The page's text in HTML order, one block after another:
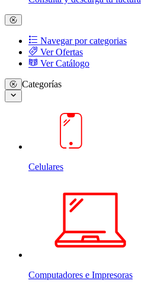
Navegar por categorias
Ver Ofertas
Ver Catálogo
Categorías
Celulares
Computadores e Impresoras